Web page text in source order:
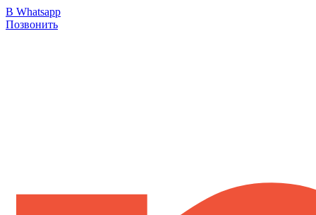
В Whatsapp
Позвонить